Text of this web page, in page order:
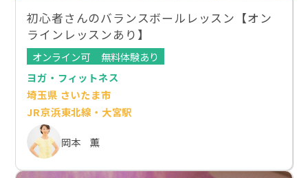
初心者さんのバランスボールレッスン【オン
ラインレッスンあり】
オンライン可
無料体験あり
ヨガ・フィットネス
埼玉県 さいたま市
JR京浜東北線・大宮駅
岡本 薫